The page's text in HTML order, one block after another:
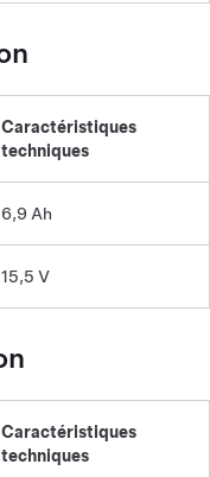
Caractéristiques
techniques
6,9 Ah
15,5 V
Caractéristiques
techniques